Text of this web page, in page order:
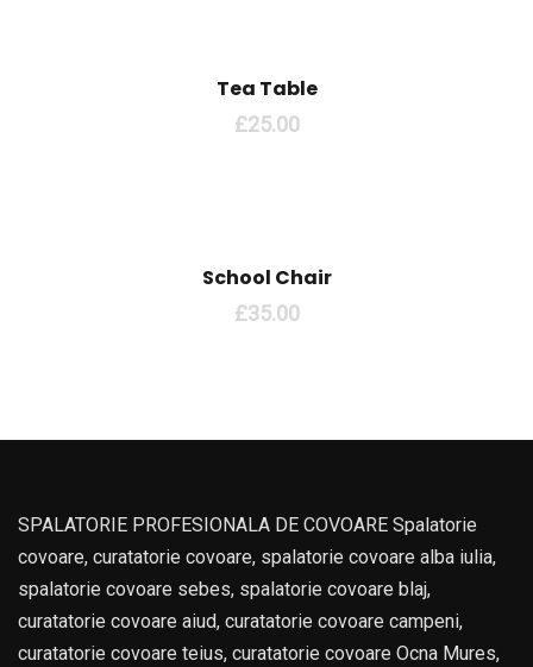
Tea Table
£25.00
School Chair
£35.00
SPALATORIE PROFESIONALA DE COVOARE Spalatorie
covoare, curatatorie covoare, spalatorie covoare alba iulia,
spalatorie covoare sebes, spalatorie covoare blaj,
curatatorie covoare aiud, curatatorie covoare campeni,
curatatorie covoare teius, curatatorie covoare Ocna Mures,